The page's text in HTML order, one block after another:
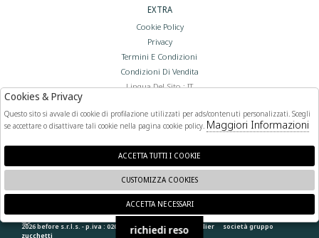
EXTRA
Cookie Policy
Privacy
Termini E Condizioni
Condizioni Di Vendita
Lingua Del Sito : IT
FOLLOW US
2026 before s.r.l.s. - p.iva : 02066400892 powered by atelier società gruppo
zucchetti
🍪
richiedi reso
Cookies & Privacy
Questo sito si avvale di cookie di profilazione utilizzati per ads/contenuti personalizzati. Scegli
se accettare o disattivare tali cookie nella pagina cookie policy. Maggiori Informazioni
ACCETTA TUTTI I COOKIE
CUSTOMIZZA COOKIES
ACCETTA NECESSARI